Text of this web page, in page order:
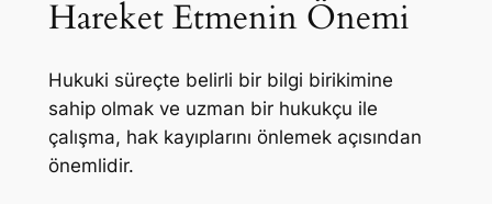
Hareket Etmenin Önemi
Hukuki süreçte belirli bir bilgi birikimine
sahip olmak ve uzman bir hukukçu ile
çalışma, hak kayıplarını önlemek açısından
önemlidir.